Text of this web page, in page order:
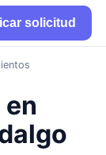
solicitud